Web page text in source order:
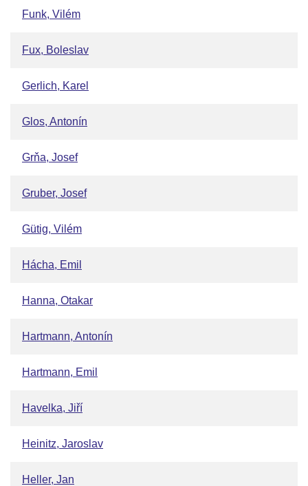
Funk, Vilém
Fux, Boleslav
Gerlich, Karel
Glos, Antonín
Grňa, Josef
Gruber, Josef
Gütig, Vilém
Hácha, Emil
Hanna, Otakar
Hartmann, Antonín
Hartmann, Emil
Havelka, Jiří
Heinitz, Jaroslav
Heller, Jan